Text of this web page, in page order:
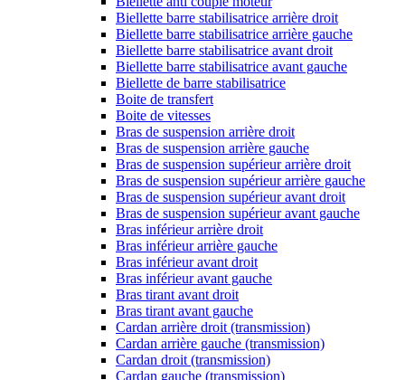
Biellette barre stabilisatrice arrière droit
Biellette barre stabilisatrice arrière gauche
Biellette barre stabilisatrice avant droit
Biellette barre stabilisatrice avant gauche
Biellette de barre stabilisatrice
Boite de transfert
Boite de vitesses
Bras de suspension arrière droit
Bras de suspension arrière gauche
Bras de suspension supérieur arrière droit
Bras de suspension supérieur arrière gauche
Bras de suspension supérieur avant droit
Bras de suspension supérieur avant gauche
Bras inférieur arrière droit
Bras inférieur arrière gauche
Bras inférieur avant droit
Bras inférieur avant gauche
Bras tirant avant droit
Bras tirant avant gauche
Cardan arrière droit (transmission)
Cardan arrière gauche (transmission)
Cardan droit (transmission)
Cardan gauche (transmission)